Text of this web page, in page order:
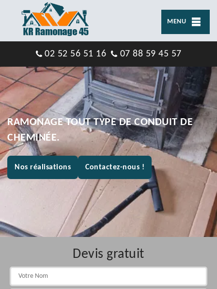
MENU
02 52 56 51 16 07 88 59 45 57
RAMONAGE TOUT TYPE DE CONDUIT DE
CHEMINÉE.
Nos réalisations Contactez-nous !
Devis gratuit